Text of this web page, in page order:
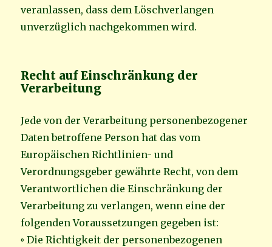
veranlassen, dass dem Löschverlangen
unverzüglich nachgekommen wird.
Recht auf Einschränkung der
Verarbeitung
Jede von der Verarbeitung personenbezogener
Daten betroffene Person hat das vom
Europäischen Richtlinien- und
Verordnungsgeber gewährte Recht, von dem
Verantwortlichen die Einschränkung der
Verarbeitung zu verlangen, wenn eine der
folgenden Voraussetzungen gegeben ist:
◦ Die Richtigkeit der personenbezogenen